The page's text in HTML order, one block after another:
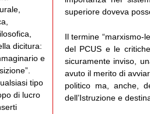
superiore doveva
Il termine “marxismo-
del PCUS e le
sicuramente inviso,
avuto il merito di
politico ma, anche,
dell’Istruzione e
dicitura:
e
tipo
di lucro